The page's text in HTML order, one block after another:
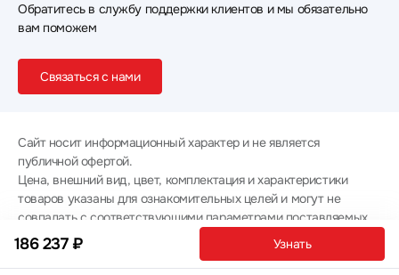
186 237 ₽ Узнать
Обратитесь в службу поддержки клиентов и мы обязательно
вам поможем
Связаться с нами
Сайт носит информационный характер и не является
публичной офертой.
Цена, внешний вид, цвет, комплектация и характеристики
товаров указаны для ознакомительных целей и могут не
совпадать с соответствующими параметрами поставляемых
товаров - уточняйте информацию у менеджера при
оформлении заказа.